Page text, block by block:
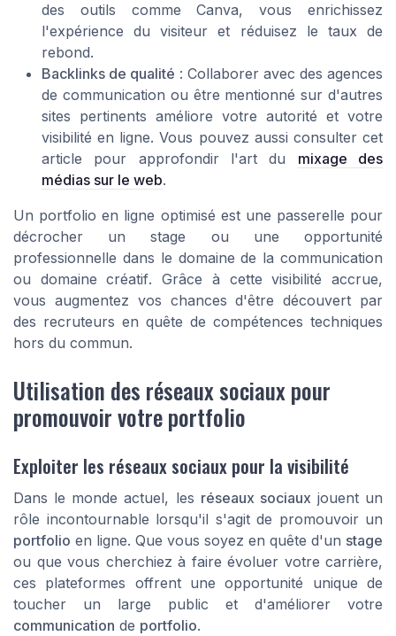
des outils commeCanva, vous enrichissez
l'expérience du visiteur et réduisez le taux de
rebond.
Backlinks de qualité : Collaborer avec des agences
de communication ou être mentionné sur d'autres
sites pertinents améliore votre autorité et votre
visibilité en ligne. Vous pouvez aussi consulter cet
article pour approfondir l'art du mixage des
médias sur le web.
Un portfolio en ligne optimisé est une passerelle pour
décrocher un stage ou une opportunité
professionnelle dans le domaine de la communication
ou domaine créatif. Grâce à cette visibilité accrue,
vous augmentez vos chances d'être découvert par
des recruteurs en quête de compétences techniques
hors du commun.
Utilisation des réseaux sociaux pour
promouvoir votre portfolio
Exploiter les réseaux sociaux pour la visibilité
Dans le monde actuel, les réseaux sociaux jouent un
rôle incontournable lorsqu'il s'agit de promouvoir un
portfolio en ligne. Que vous soyez en quête d'un stage
ou que vous cherchiez à faire évoluer votre carrière,
ces plateformes offrent une opportunité unique de
toucher un large public et d'améliorer votre
communication de portfolio.